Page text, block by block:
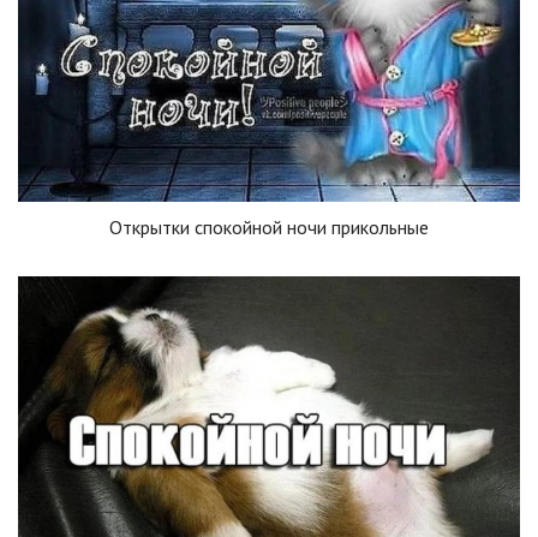
Открытки спокойной ночи прикольные